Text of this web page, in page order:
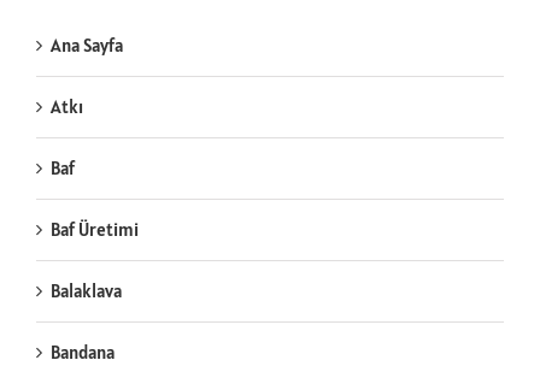
Ana Sayfa
Atkı
Baf
Baf Üretimi
Balaklava
Bandana